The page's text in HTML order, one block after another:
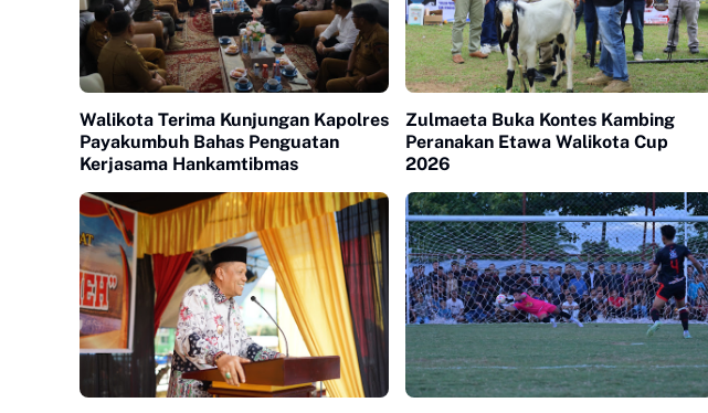
Walikota Terima Kunjungan Kapolres
Payakumbuh Bahas Penguatan
Kerjasama Hankamtibmas
Zulmaeta Buka Kontes Kambing
Peranakan Etawa Walikota Cup
2026